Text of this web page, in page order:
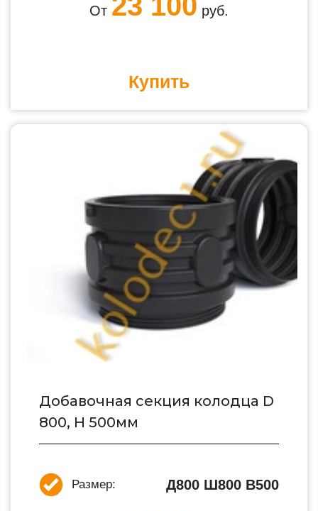
От руб.
Купить
Добавочная секция колодца D
800, H 500мм
Размер: Д800 Ш800 В500